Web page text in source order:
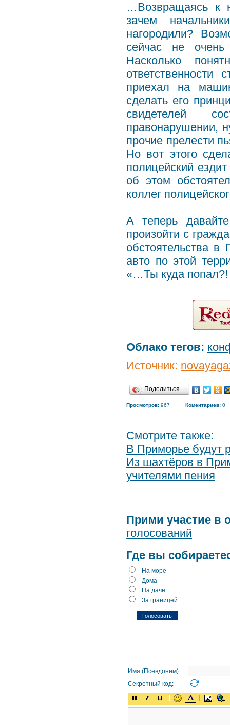
…Возвращаясь к
зачем
нагородили?
сейчас не очень
Насколько
приехал на
сделать его
свидетелей
правонарушении,
прочие прелести
Но вот этого
полицейский
об этом
коллег
А теперь
произойти с
обстоятельства в
авто по этой
«…Ты куда
Облако тегов:
Источник:
Поделиться…
Просмотров: 967 Коментариев: 0
Смотрите также:
В Приморье будут
Из шахтёров в
учителями пения
Прими участие в
голосований
Где вы
На море
Дома
На даче
За границей
Имя (Псевдоним):
Секретный код: